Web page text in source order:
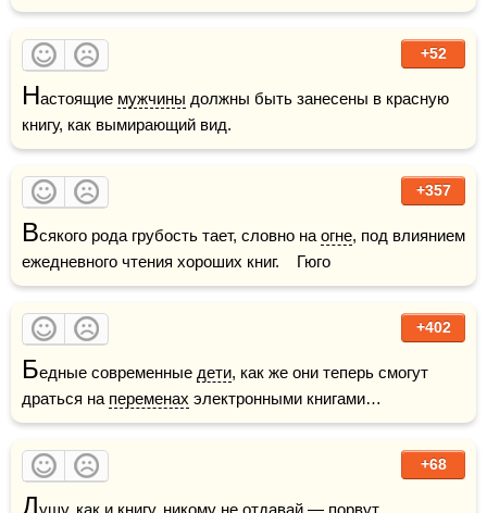
+52
Настоящие мужчины должны быть занесены в красную
книгу, как вымирающий вид.
+357
Всякого рода грубость тает, словно на огне, под влиянием
ежедневного чтения хороших книг.    Гюго
+402
Бедные современные дети, как же они теперь смогут
драться на переменах электронными книгами…
+68
Душу, как и книгу, никому не отдавай — порвут.